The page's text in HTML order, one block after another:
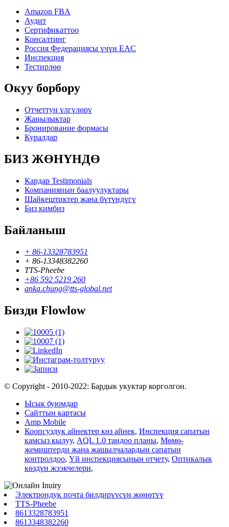
Amazon FBA
Аудит
Сертификаттоо
Консалтинг
Россия Федерациясы үчүн EAC
Инспекция
Тестирлөө
Окуу борбору
Отчеттун үлгүлөрү
Жаңылыктар
Бронирование формасы
Куралдар
БИЗ ЖӨНҮНДӨ
Кардар Testimonials
Компаниянын баалуулуктары
Шайкештиктер жана бүтүндүгү
Биз кимбиз
Байланыш
+ 86-13328783951
+ 86-13348382260
TTS-Pheebe
+86 592 5219 260
anka.chung@tts-global.net
Бизди Flowlow
© Copyright - 2010-2022: Бардык укуктар корголгон.
Ысык буюмдар
Сайттын картасы
Amp Mobile
Коопсуздук айнектер көз айнек, Инспекция сапатын
камсыз кылуу, AQL 1.0 тандоо планы, Мөмө-
жемиштерди жана жашылчалардын сапатын
контролдоо, Үй инспекциясынын отчету, Оптикалык
көздүн жээкчелери,
Электрондук почта билдирүүсүн жөнөтүү
TTS-Pheebe
8613328783951
8613348382260